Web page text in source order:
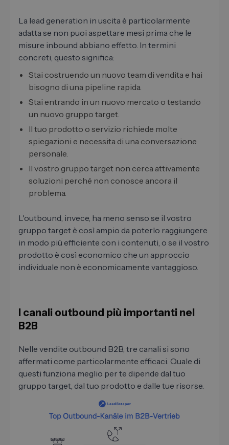
La lead generation in uscita è particolarmente
adatta se non puoi aspettare mesi prima che le
misure inbound abbiano effetto. In termini
concreti, questo significa:
Stai costruendo un nuovo team di vendita e hai
bisogno di una pipeline rapida.
Stai entrando in un nuovo mercato o testando
un nuovo gruppo target.
Il tuo prodotto o servizio richiede molte
spiegazioni e necessita di una conversazione
personale.
Il vostro gruppo target non cerca attivamente
soluzioni perché non conosce ancora il
problema.
L'outbound, invece, ha meno senso se il vostro
gruppo target è così ampio da poterlo raggiungere
in modo più efficiente con i contenuti, o se il vostro
prodotto è così economico che un approccio
individuale non è economicamente vantaggioso.
I canali outbound più importanti nel
B2B
Nelle vendite outbound B2B, tre canali si sono
affermati come particolarmente efficaci. Quale di
questi funziona meglio per te dipende dal tuo
gruppo target, dal tuo prodotto e dalle tue risorse.